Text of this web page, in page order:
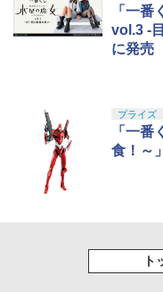
「一
vol.3 -
に発売
プライズ
「一
食！～
ト